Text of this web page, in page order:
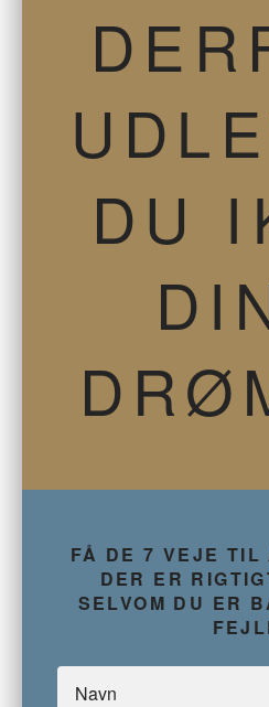
DU
FÅ DE 7 VEJE TIL
DER ER
SELVOM DU ER